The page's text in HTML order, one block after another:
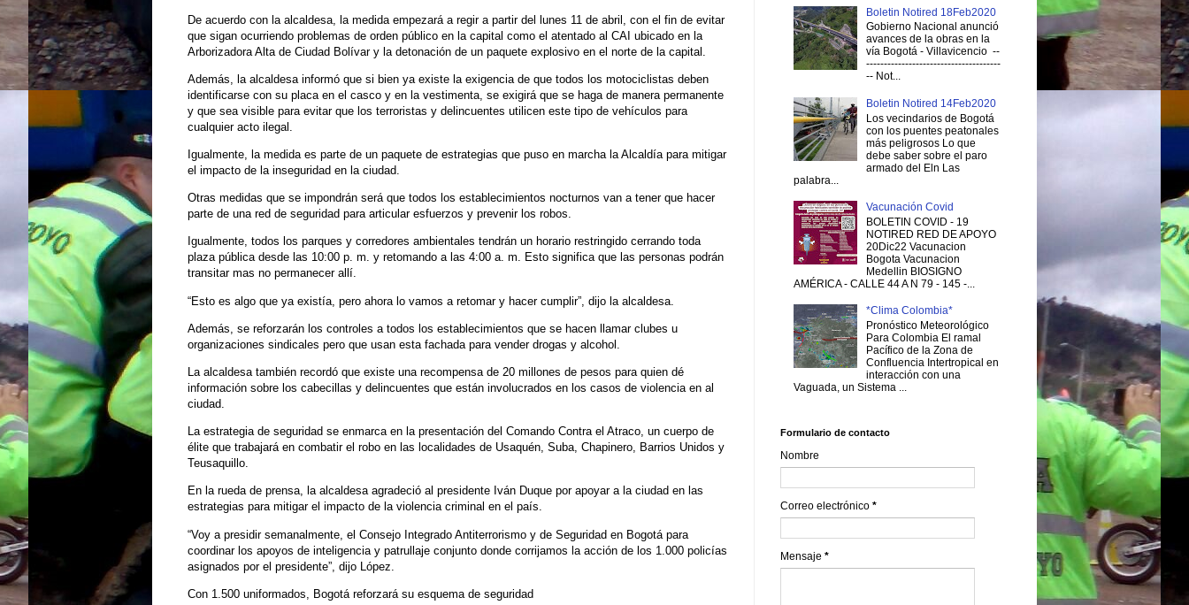
De acuerdo con la alcaldesa, la medida empezará a regir a partir del lunes 11 de abril, con el fin de evitar
que sigan ocurriendo problemas de orden público en la capital como el atentado al CAI ubicado en la
Arborizadora Alta de Ciudad Bolívar y la detonación de un paquete explosivo en el norte de la capital.
Además, la alcaldesa informó que si bien ya existe la exigencia de que todos los motociclistas deben
identificarse con su placa en el casco y en la vestimenta, se exigirá que se haga de manera permanente
y que sea visible para evitar que los terroristas y delincuentes utilicen este tipo de vehículos para
cualquier acto ilegal.
Igualmente, la medida es parte de un paquete de estrategias que puso en marcha la Alcaldía para mitigar
el impacto de la inseguridad en la ciudad.
Otras medidas que se impondrán será que todos los establecimientos nocturnos van a tener que hacer
parte de una red de seguridad para articular esfuerzos y prevenir los robos.
Igualmente, todos los parques y corredores ambientales tendrán un horario restringido cerrando toda
plaza pública desde las 10:00 p. m. y retomando a las 4:00 a. m. Esto significa que las personas podrán
transitar mas no permanecer allí.
“Esto es algo que ya existía, pero ahora lo vamos a retomar y hacer cumplir”, dijo la alcaldesa.
Además, se reforzarán los controles a todos los establecimientos que se hacen llamar clubes u
organizaciones sindicales pero que usan esta fachada para vender drogas y alcohol.
La alcaldesa también recordó que existe una recompensa de 20 millones de pesos para quien dé
información sobre los cabecillas y delincuentes que están involucrados en los casos de violencia en al
ciudad.
La estrategia de seguridad se enmarca en la presentación del Comando Contra el Atraco, un cuerpo de
élite que trabajará en combatir el robo en las localidades de Usaquén, Suba, Chapinero, Barrios Unidos y
Teusaquillo.
En la rueda de prensa, la alcaldesa agradeció al presidente Iván Duque por apoyar a la ciudad en las
estrategias para mitigar el impacto de la violencia criminal en el país.
“Voy a presidir semanalmente, el Consejo Integrado Antiterrorismo y de Seguridad en Bogotá para
coordinar los apoyos de inteligencia y patrullaje conjunto donde corrijamos la acción de los 1.000 policías
asignados por el presidente”, dijo López.
Con 1.500 uniformados, Bogotá reforzará su esquema de seguridad
Boletin Notired 18Feb2020
Gobierno Nacional anunció
avances de la obras en la
vía Bogotá - Villavicencio --
--------------------------------------
-- Not...
Boletin Notired 14Feb2020
Los vecindarios de Bogotá
con los puentes peatonales
más peligrosos Lo que
debe saber sobre el paro
armado del Eln Las
palabra...
Vacunación Covid
BOLETIN COVID - 19
NOTIRED RED DE APOYO
20Dic22 Vacunacion
Bogota Vacunacion
Medellin BIOSIGNO
AMÉRICA - CALLE 44 A N 79 - 145 -...
*Clima Colombia*
Pronóstico Meteorológico
Para Colombia El ramal
Pacífico de la Zona de
Confluencia Intertropical en
interacción con una
Vaguada, un Sistema ...
Formulario de contacto
Nombre
Correo electrónico *
Mensaje *